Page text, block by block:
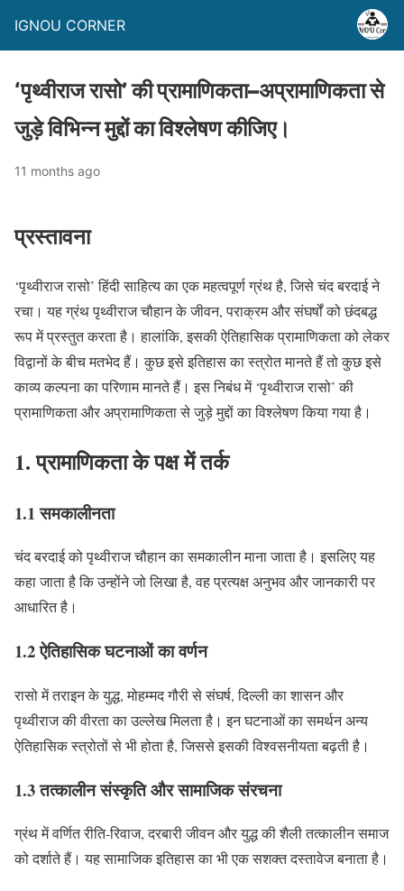
IGNOU CORNER
‘पृथ्वीराज रासो’ की प्रामाणिकता–अप्रामाणिकता से
जुड़े विभिन्न मुद्दों का विश्लेषण कीजिए।
11 months ago
प्रस्तावना
‘पृथ्वीराज रासो’ हिंदी साहित्य का एक महत्वपूर्ण ग्रंथ है, जिसे चंद बरदाई ने
रचा। यह ग्रंथ पृथ्वीराज चौहान के जीवन, पराक्रम और संघर्षों को छंदबद्ध
रूप में प्रस्तुत करता है। हालांकि, इसकी ऐतिहासिक प्रामाणिकता को लेकर
विद्वानों के बीच मतभेद हैं। कुछ इसे इतिहास का स्त्रोत मानते हैं तो कुछ इसे
काव्य कल्पना का परिणाम मानते हैं। इस निबंध में ‘पृथ्वीराज रासो’ की
प्रामाणिकता और अप्रामाणिकता से जुड़े मुद्दों का विश्लेषण किया गया है।
1. प्रामाणिकता के पक्ष में तर्क
1.1 समकालीनता
चंद बरदाई को पृथ्वीराज चौहान का समकालीन माना जाता है। इसलिए यह
कहा जाता है कि उन्होंने जो लिखा है, वह प्रत्यक्ष अनुभव और जानकारी पर
आधारित है।
1.2 ऐतिहासिक घटनाओं का वर्णन
रासो में तराइन के युद्ध, मोहम्मद गौरी से संघर्ष, दिल्ली का शासन और
पृथ्वीराज की वीरता का उल्लेख मिलता है। इन घटनाओं का समर्थन अन्य
ऐतिहासिक स्त्रोतों से भी होता है, जिससे इसकी विश्वसनीयता बढ़ती है।
1.3 तत्कालीन संस्कृति और सामाजिक संरचना
ग्रंथ में वर्णित रीति-रिवाज, दरबारी जीवन और युद्ध की शैली तत्कालीन समाज
को दर्शाते हैं। यह सामाजिक इतिहास का भी एक सशक्त दस्तावेज बनाता है।